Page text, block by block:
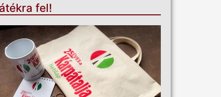
fel!